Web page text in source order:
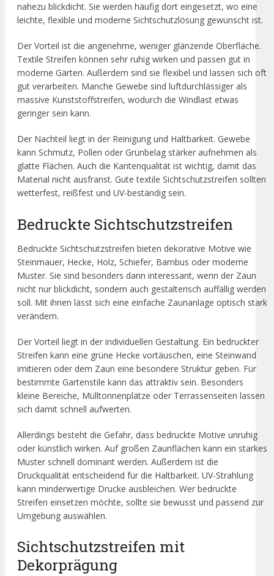
nahezu blickdicht. Sie werden häufig dort eingesetzt, wo eine
leichte, flexible und moderne Sichtschutzlösung gewünscht ist.
Der Vorteil ist die angenehme, weniger glänzende Oberfläche.
Textile Streifen können sehr ruhig wirken und passen gut in
moderne Gärten. Außerdem sind sie flexibel und lassen sich oft
gut verarbeiten. Manche Gewebe sind luftdurchlässiger als
massive Kunststoffstreifen, wodurch die Windlast etwas
geringer sein kann.
Der Nachteil liegt in der Reinigung und Haltbarkeit. Gewebe
kann Schmutz, Pollen oder Grünbelag stärker aufnehmen als
glatte Flächen. Auch die Kantenqualität ist wichtig, damit das
Material nicht ausfranst. Gute textile Sichtschutzstreifen sollten
wetterfest, reißfest und UV-beständig sein.
Bedruckte Sichtschutzstreifen
Bedruckte Sichtschutzstreifen bieten dekorative Motive wie
Steinmauer, Hecke, Holz, Schiefer, Bambus oder moderne
Muster. Sie sind besonders dann interessant, wenn der Zaun
nicht nur blickdicht, sondern auch gestalterisch auffällig werden
soll. Mit ihnen lässt sich eine einfache Zaunanlage optisch stark
verändern.
Der Vorteil liegt in der individuellen Gestaltung. Ein bedruckter
Streifen kann eine grüne Hecke vortäuschen, eine Steinwand
imitieren oder dem Zaun eine besondere Struktur geben. Für
bestimmte Gartenstile kann das attraktiv sein. Besonders
kleine Bereiche, Mülltonnenplätze oder Terrassenseiten lassen
sich damit schnell aufwerten.
Allerdings besteht die Gefahr, dass bedruckte Motive unruhig
oder künstlich wirken. Auf großen Zaunflächen kann ein starkes
Muster schnell dominant werden. Außerdem ist die
Druckqualität entscheidend für die Haltbarkeit. UV-Strahlung
kann minderwertige Drucke ausbleichen. Wer bedruckte
Streifen einsetzen möchte, sollte sie bewusst und passend zur
Umgebung auswählen.
Sichtschutzstreifen mit
Dekorprägung